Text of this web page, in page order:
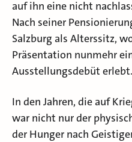
auf ihn eine nicht
Nach seiner
Salzburg als Alterssitz,
Präsentation nunmehr
Ausstellungsdebüt erlebt.
In den Jahren, die auf
war nicht nur der
der Hunger nach